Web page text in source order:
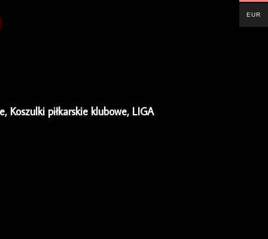
, Koszulki piłkarskie klubowe, LIGA
EUR